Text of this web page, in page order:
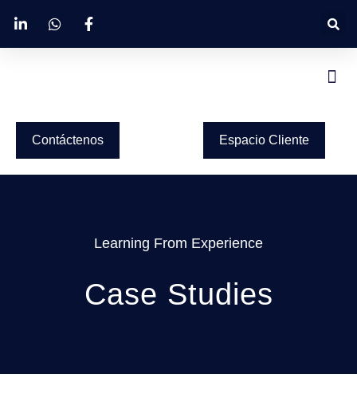
Contáctenos Espacio Cliente
Learning From Experience
Case Studies